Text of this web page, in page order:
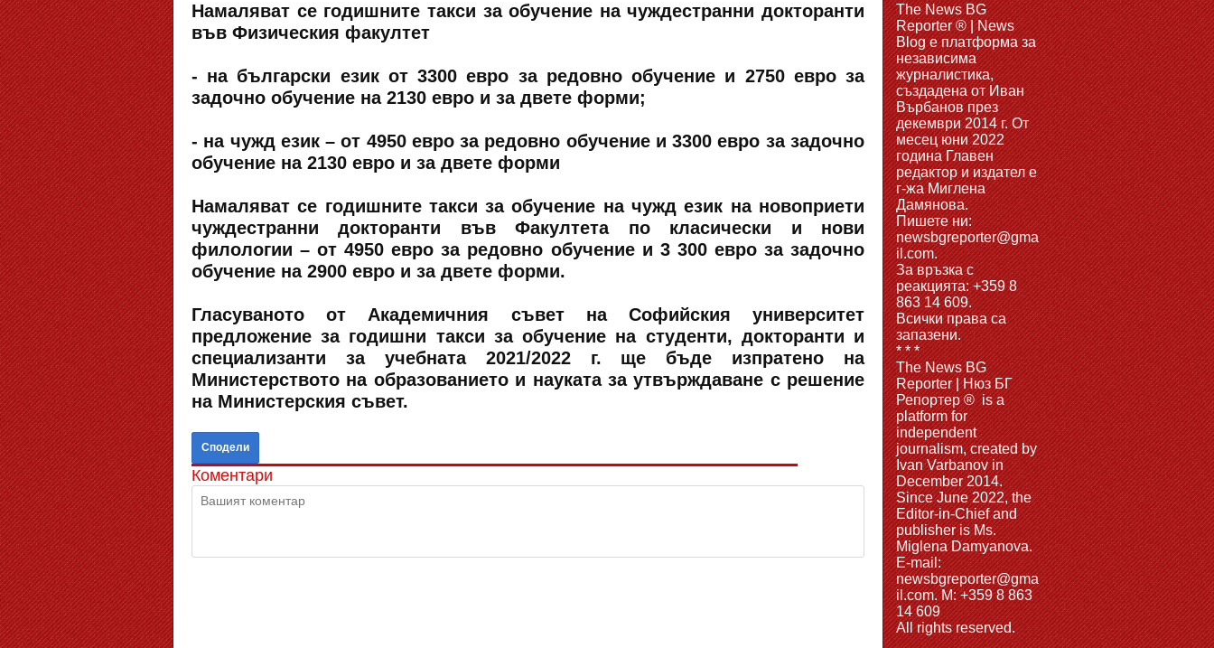
Намаляват се годишните такси за обучение на чуждестранни докторанти
във Физическия факултет
- на български език от 3300 евро за редовно обучение и 2750 евро за
задочно обучение на 2130 евро и за двете форми;
- на чужд език – от 4950 евро за редовно обучение и 3300 евро за задочно
обучение на 2130 евро и за двете форми
Намаляват се годишните такси за обучение на чужд език на новоприети
чуждестранни докторанти във Факултета по класически и нови
филологии – от 4950 евро за редовно обучение и 3 300 евро за задочно
обучение на 2900 евро и за двете форми.
Гласуваното от Академичния съвет на Софийския университет
предложение за годишни такси за обучение на студенти, докторанти и
специализанти за учебната 2021/2022 г. ще бъде изпратено на
Министерството на образованието и науката за утвърждаване с решение
на Министерския съвет.
Сподели
Коментари
The News BG
Reporter ® | News
Blog e платформа за
независима
журналистика,
създадена от Иван
Върбанов през
декември 2014 г. От
месец юни 2022
година Главен
редактор и издател е
г-жа Миглена
Дамянова.
Пишете ни:
newsbgreporter@gma
il.com.
За връзка с
реакцията: +359 8
863 14 609.
Всички права са
запазени.
* * *
The News BG
Reporter | Нюз БГ
Репортер ® is a
platform for
independent
journalism, created by
Ivan Varbanov in
December 2014.
Since June 2022, the
Editor-in-Chief and
publisher is Ms.
Miglena Damyanova.
Е-mail:
newsbgreporter@gma
il.com. M: +359 8 863
14 609
All rights reserved.